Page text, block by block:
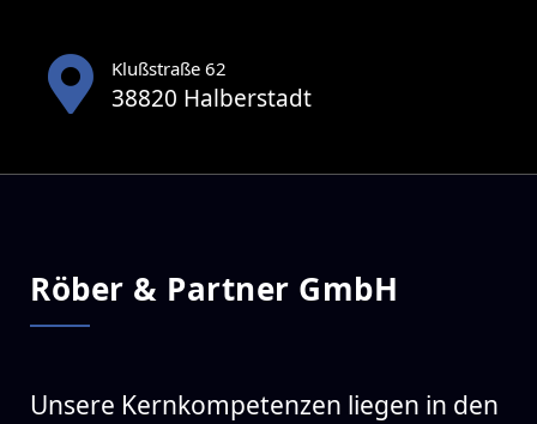
Klußstraße 62
38820 Halberstadt
Röber & Partner GmbH
Unsere Kernkompetenzen liegen in den